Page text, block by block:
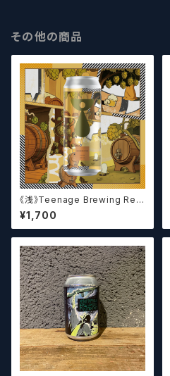
その他の商品
《浅》Teenage Brewing Res
urrection // レザレクション【ク
ラフトビール】
¥1,700